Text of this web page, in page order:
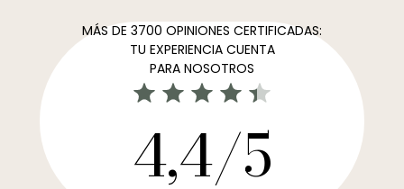
MÁS DE 3700 OPINIONES CERTIFICADAS:
TU EXPERIENCIA CUENTA
PARA NOSOTROS
4,4/5